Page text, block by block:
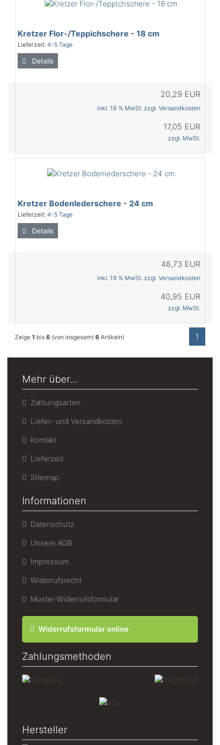
Kretzer Flor-/Teppichschere - 18 cm
Lieferzeit: 4-5 Tage
Details
20,29 EUR
inkl. 19 % MwSt. zzgl. Versandkosten
17,05 EUR
zzgl. MwSt.
Kretzer Bodenlederschere - 24 cm
Lieferzeit: 4-5 Tage
Details
48,73 EUR
inkl. 19 % MwSt. zzgl. Versandkosten
40,95 EUR
zzgl. MwSt.
Zeige 1 bis 6 (von insgesamt 6 Artikeln) 1
Mehr über...
Zahlungsarten
Liefer- und Versandkosten
Kontakt
Lieferzeit
Sitemap
Informationen
Datenschutz
Unsere AGB
Impressum
Widerrufsrecht
Muster-Widerrufsformular
Widerrufsformular online
Zahlungsmethoden
Hersteller